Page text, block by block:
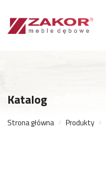
Katalog
Strona główna Produkty